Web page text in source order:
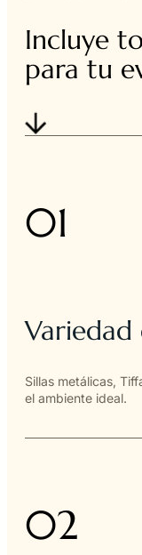
Incluye
para tu
01
Sillas metálicas,
el ambiente ideal.
02